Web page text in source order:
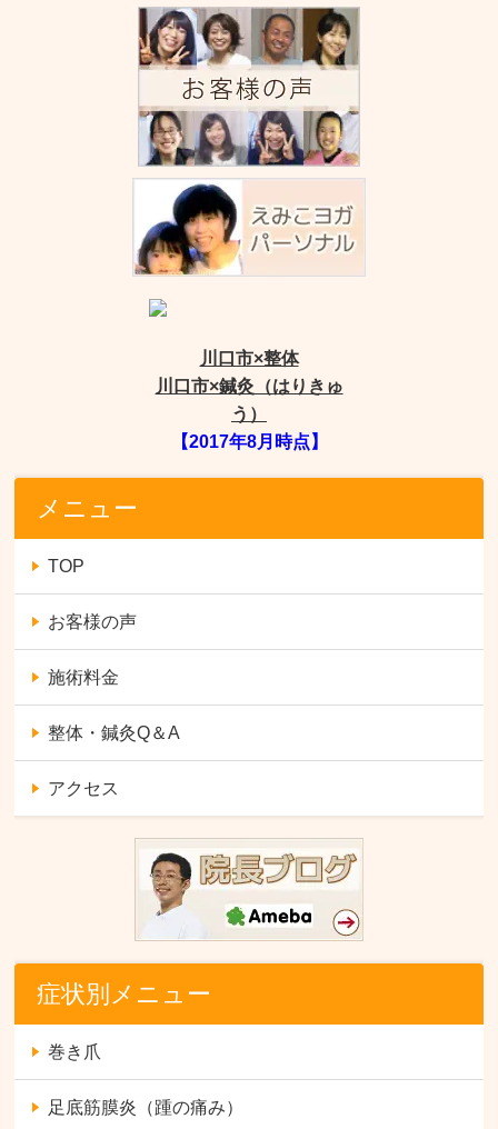
川口市×整体
川口市×鍼灸（はりきゅ
う）
【2017年8月時点】
メニュー
TOP
お客様の声
施術料金
整体・鍼灸Q＆A
アクセス
症状別メニュー
巻き爪
足底筋膜炎（踵の痛み）